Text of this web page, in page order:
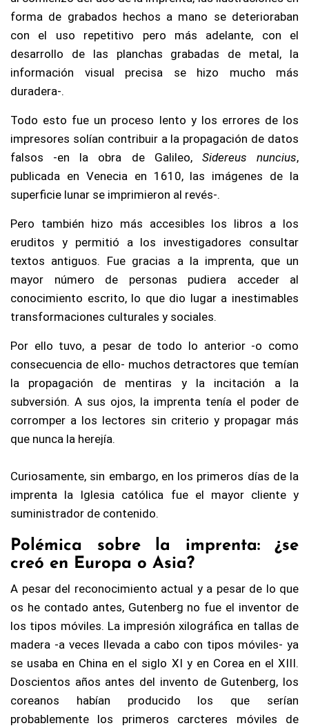
forma de grabados hechos a mano se deterioraban
con el uso repetitivo pero más adelante, con el
desarrollo de las planchas grabadas de metal, la
información visual precisa se hizo mucho más
duradera-.
Todo esto fue un proceso lento y los errores de los
impresores solían contribuir a la propagación de datos
falsos -en la obra de Galileo, Sidereus nuncius,
publicada en Venecia en 1610, las imágenes de la
superficie lunar se imprimieron al revés-.
Pero también hizo más accesibles los libros a los
eruditos y permitió a los investigadores consultar
textos antiguos. Fue gracias a la imprenta, que un
mayor número de personas pudiera acceder al
conocimiento escrito, lo que dio lugar a inestimables
transformaciones culturales y sociales.
Por ello tuvo, a pesar de todo lo anterior -o como
consecuencia de ello- muchos detractores que temían
la propagación de mentiras y la incitación a la
subversión. A sus ojos, la imprenta tenía el poder de
corromper a los lectores sin criterio y propagar más
que nunca la herejía.
Curiosamente, sin embargo, en los primeros días de la
imprenta la Iglesia católica fue el mayor cliente y
suministrador de contenido.
Polémica sobre la imprenta: ¿se
creó en Europa o Asia?
A pesar del reconocimiento actual y a pesar de lo que
os he contado antes, Gutenberg no fue el inventor de
los tipos móviles. La impresión xilográfica en tallas de
madera -a veces llevada a cabo con tipos móviles- ya
se usaba en China en el siglo XI y en Corea en el XIII.
Doscientos años antes del invento de Gutenberg, los
coreanos habían producido los que serían
probablemente los primeros carcteres móviles de